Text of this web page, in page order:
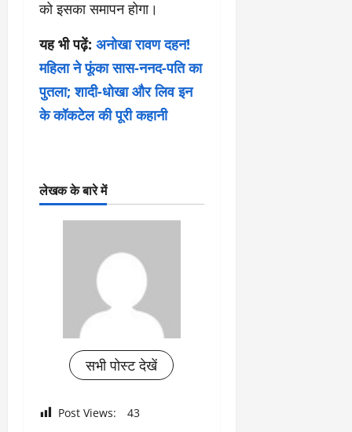
को इसका समापन होगा।
यह भी पढ़ें: अनोखा रावण दहन!
महिला ने फूंका सास-ननद-पति का
पुतला; शादी-धोखा और लिव इन
के कॉकटेल की पूरी कहानी
लेखक के बारे में
सभी पोस्ट देखें
Post Views: 43